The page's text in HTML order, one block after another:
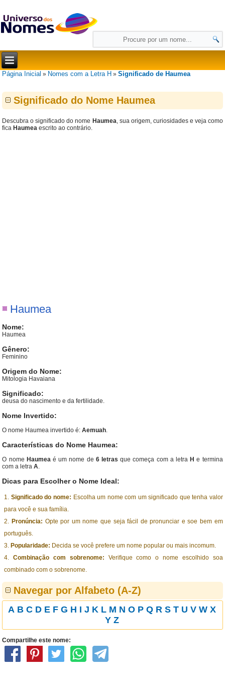
Página Inicial » Nomes com a Letra H »Significado de Haumea
Significado do Nome Haumea
Descubra o significado do nome Haumea, sua origem, curiosidades e veja como
fica Haumea escrito ao contrário.
Haumea
Nome:
Haumea
Gênero:
Feminino
Origem do Nome:
Mitologia Havaiana
Significado:
deusa do nascimento e da fertilidade.
Nome Invertido:
O nome Haumea invertido é:Aemuah.
Características do Nome Haumea:
O nome Haumeaé um nome de 6 letras que começa com a letra H e termina
com a letraA.
Dicas para Escolher o Nome Ideal:
Significado do nome: Escolha um nome com um significado que tenha valor
para você e sua família.
Pronúncia: Opte por um nome que seja fácil de pronunciar e soe bem em
português.
Popularidade: Decida se você prefere um nome popular ou mais incomum.
Combinação com sobrenome: Verifique como o nome escolhido soa
combinado com o sobrenome.
Navegar por Alfabeto (A-Z)
A B C D E F G H I J K L M N O P Q R S T U V W X
Y Z
Compartilhe este nome: